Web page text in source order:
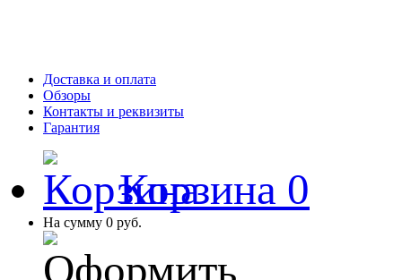
Доставка и оплата
Обзоры
Контакты и реквизиты
Гарантия
Корзина 0
На сумму 0 руб.